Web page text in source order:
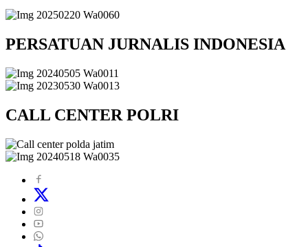
PERSATUAN JURNALIS INDONESIA
CALL CENTER POLRI